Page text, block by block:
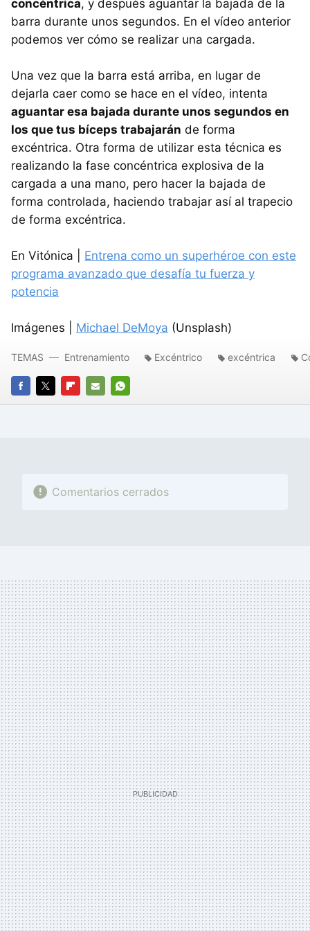
concéntrica, y después aguantar la bajada de la
barra durante unos segundos. En el vídeo anterior
podemos ver cómo se realizar una cargada.
Una vez que la barra está arriba, en lugar de
dejarla caer como se hace en el vídeo, intenta
aguantar esa bajada durante unos segundos en
los que tus bíceps trabajarán de forma
excéntrica. Otra forma de utilizar esta técnica es
realizando la fase concéntrica explosiva de la
cargada a una mano, pero hacer la bajada de
forma controlada, haciendo trabajar así al trapecio
de forma excéntrica.
En Vitónica | Entrena como un superhéroe con este
programa avanzado que desafía tu fuerza y
potencia
Imágenes | Michael DeMoya (Unsplash)
FACEBOOK
TWITTERFLIPBOARD
E-
WHATSAPP
TEMAS Entrenamiento Excéntrico excéntrica
Comentarios cerrados